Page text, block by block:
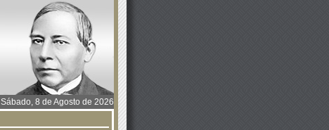
Sábado, 8 de Agosto de 2026